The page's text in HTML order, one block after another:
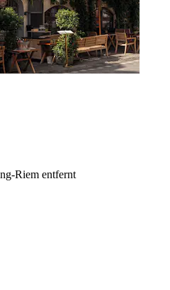
Riem entfernt